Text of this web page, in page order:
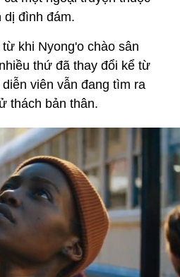
dị đình đám.
khi Nyong'o chào sân
thứ đã thay đổi kể từ
viên vẫn đang tìm ra
thách bản thân.